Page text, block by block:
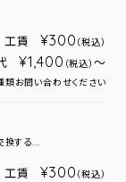
工賃 ¥300 （税込）
¥1,400 （税込） ～
お問い合わせください
換する...
工賃 ¥300 （税込）